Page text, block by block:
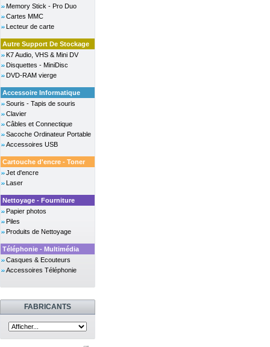
Memory Stick - Pro Duo
Cartes MMC
Lecteur de carte
Autre Support De Stockage
K7 Audio, VHS & Mini DV
Disquettes - MiniDisc
DVD-RAM vierge
Accessoire Informatique
Souris - Tapis de souris
Clavier
Câbles et Connectique
Sacoche Ordinateur Portable
Accessoires USB
Cartouche d'encre - Toner
Jet d'encre
Laser
Nettoyage - Fourniture
Papier photos
Piles
Produits de Nettoyage
Téléphonie - Multimédia
Casques & Ecouteurs
Accessoires Téléphonie
FABRICANTS